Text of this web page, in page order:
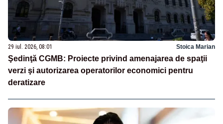
29 iul. 2026, 08:01 Stoica Marian
Şedinţă CGMB: Proiecte privind amenajarea de spaţii
verzi şi autorizarea operatorilor economici pentru
deratizare